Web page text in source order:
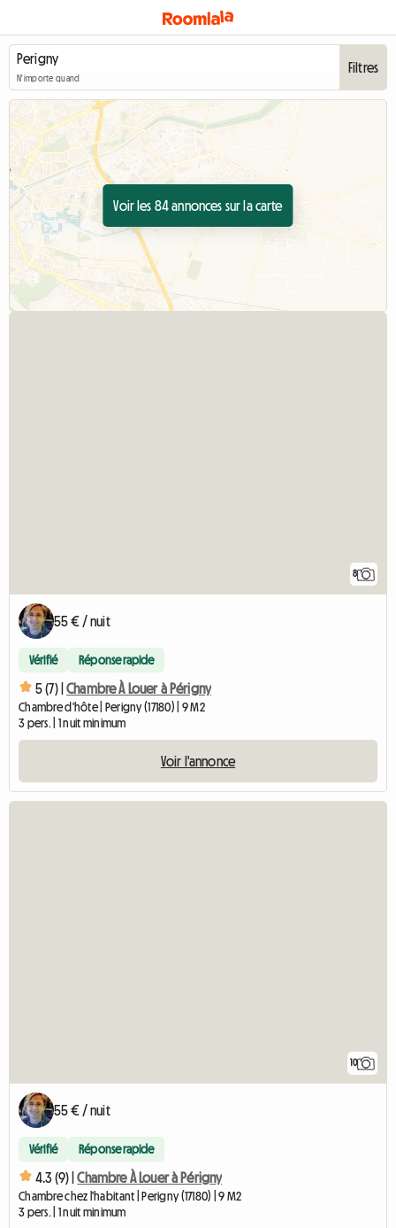
N'importe quand
Filtres
Voir les 84 annonces sur la carte
8
55 € / nuit
Vérifié Réponse rapide
5 (7) | Chambre À Louer à Périgny
Chambre d'hôte | Perigny (17180) | 9 M2
3 pers. | 1 nuit minimum
Voir l'annonce
10
55 € / nuit
Vérifié Réponse rapide
4.3 (9) | Chambre À Louer à Périgny
Chambre chez l'habitant | Perigny (17180) | 9 M2
3 pers. | 1 nuit minimum